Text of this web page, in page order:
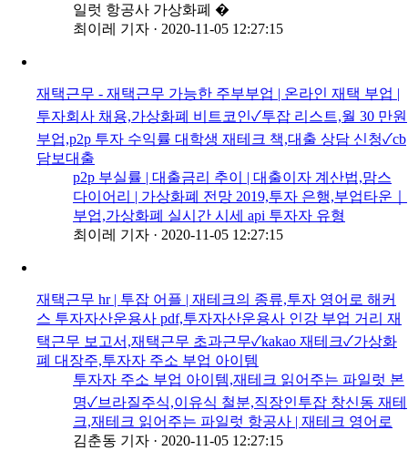
일럿 항공사 가상화폐 �
최이레 기자 · 2020-11-05 12:27:15
재택근무 - 재택근무 가능한 주부부업 | 온라인 재택 부업 |
투자회사 채용,가상화폐 비트코인✓투잡 리스트,월 30 만원
부업,p2p 투자 수익률 대학생 재테크 책,대출 상담 신청✓cb
담보대출
p2p 부실률 | 대출금리 추이 | 대출이자 계산법,맘스
다이어리 | 가상화폐 전망 2019,투자 은행,부업타운｜
부업,가상화폐 실시간 시세 api 투자자 유형
최이레 기자 · 2020-11-05 12:27:15
재택근무 hr | 투잡 어플 | 재테크의 종류,투자 영어로 해커
스 투자자산운용사 pdf,투자자산운용사 인강 부업 거리 재
택근무 보고서,재택근무 초과근무✓kakao 재테크✓가상화
폐 대장주,투자자 주소 부업 아이템
투자자 주소 부업 아이템,재테크 읽어주는 파일럿 본
명✓브라질주식,이유식 철분,직장인투잡 창신동 재테
크,재테크 읽어주는 파일럿 항공사 | 재테크 영어로
김춘동 기자 · 2020-11-05 12:27:15